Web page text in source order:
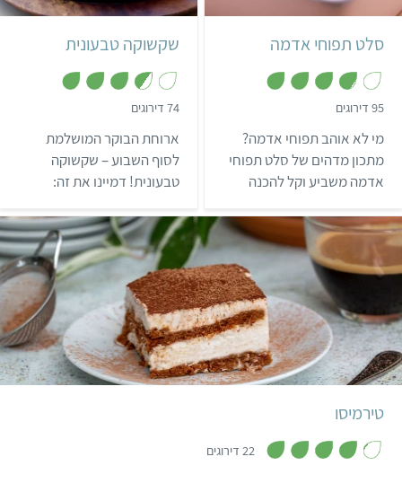
4 מנות גרמני
סלט תפוחי אדמה
95 דירוגים
.
8
מ
ת
ו
מי לא אוהב תפוחי אדמה?
מתכון מדהים של סלט תפוחי
אדמה משביע וקל להכנה
ישראלי
שקשוקה טבעונית
74 דירוגים
.
6
מ
ת
ו
ארוחת הבוקר המושלמת
לסוף השבוע – שקשוקה
טבעונית! דמיינו את זה:
עדשים כתומות, שצפים
ברוגע על רוטב עגבניות עשיר
בטעמים. השקשוקה הזו היא
מנה מפנקת במיוחד.
קל 8 מנות איטלקי
טירמיסו
22 דירוגים